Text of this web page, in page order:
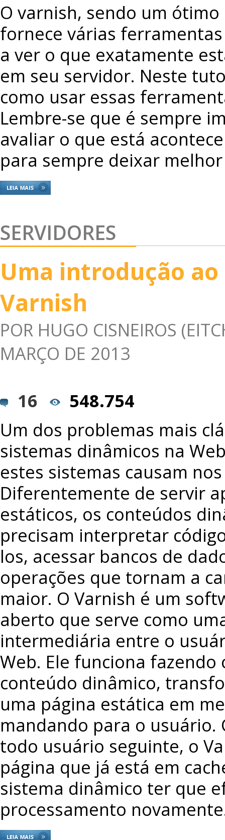
O varnish, sendo um
fornece várias
a ver o que exatamente
em seu servidor. Neste
como usar essas
Lembre-se que é sempre
avaliar o que está
para sempre deixar
SERVIDORES
Uma introdução ao
Varnish
POR HUGO CISNEIROS
MARÇO DE 2013
16
548.754
Um dos problemas mais
sistemas dinâmicos na
estes sistemas causam
Diferentemente de servir
estáticos, os conteúdos
precisam interpretar
los, acessar bancos de
operações que tornam a
maior. O Varnish é um
aberto que serve como
intermediária entre o
Web. Ele funciona fazendo
conteúdo dinâmico,
uma página estática em
mandando para o usuário.
todo usuário seguinte, o
página que já está em
sistema dinâmico ter que
processamento